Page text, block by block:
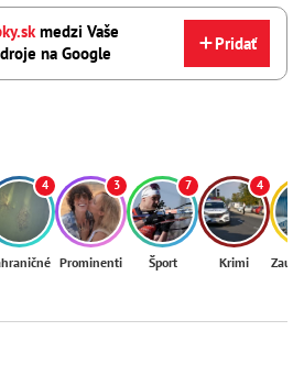
medzi Vaše
na Google
Pridať
4 3
Prominenti
7
Šport
4
Krimi